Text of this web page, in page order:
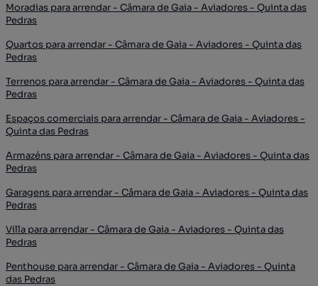
Moradias para arrendar - Câmara de Gaia - Aviadores - Quinta das
Pedras
Quartos para arrendar - Câmara de Gaia - Aviadores - Quinta das
Pedras
Terrenos para arrendar - Câmara de Gaia - Aviadores - Quinta das
Pedras
Espaços comerciais para arrendar - Câmara de Gaia - Aviadores -
Quinta das Pedras
Armazéns para arrendar - Câmara de Gaia - Aviadores - Quinta das
Pedras
Garagens para arrendar - Câmara de Gaia - Aviadores - Quinta das
Pedras
Villa para arrendar - Câmara de Gaia - Aviadores - Quinta das
Pedras
Penthouse para arrendar - Câmara de Gaia - Aviadores - Quinta
das Pedras